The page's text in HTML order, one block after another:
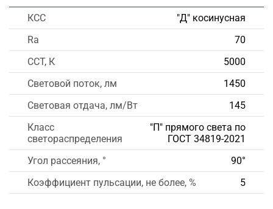
КСС
"Д" косинусная
Ra
70
CCT, К
5000
Световой поток, лм
1450
Световая отдача, лм/Вт
145
Класс
светораспределения
"П" прямого света по
ГОСТ 34819-2021
Угол рассеяния, °
90°
Коэффициент пульсации, не более, %
5